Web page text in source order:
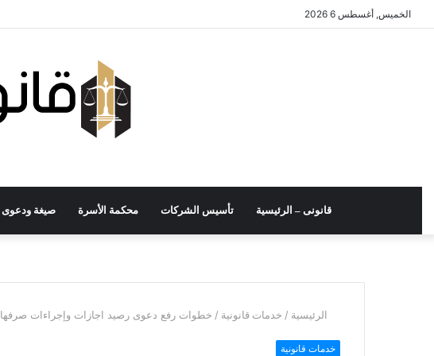
الخميس, أغسطس 6 2026
قانونى – الرئيسية تأسيس الشركات محكمة الأسرة صيغة ودعوى
الرئيسية / خدمات قانونية / خطوات رفع دعوى رصيد اجازات وإجراءات صرفها
خدمات قانونية